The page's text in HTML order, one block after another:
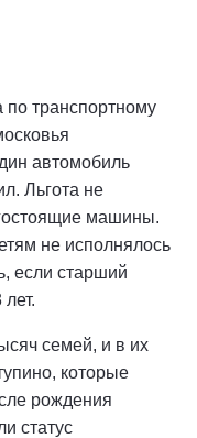
по транспортному
автомобиль
Льгота не
машины.
не исполнялось
если старший
семей, и в их
которые
рождения
статус